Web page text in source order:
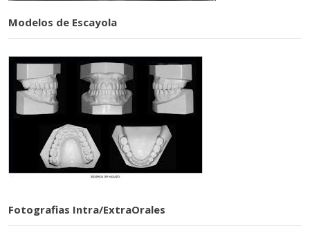
Modelos de Escayola
Fotografias Intra/ExtraOrales